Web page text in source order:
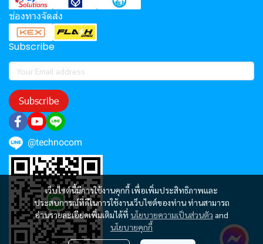
เว็บไซต์นี้มีการใช้งานคุกกี้ เพื่อเพิ่มประสิทธิภาพและ
ประสบการณ์ที่ดีในการใช้งานเว็บไซต์ของท่าน ท่านสามารถ
อ่านรายละเอียดเพิ่มเติมได้ที่ นโยบายความเป็นส่วนตัว and
นโยบายคุกกี้
ช่องทางจัดส่ง
Subscribe
Subscribe
@technocom